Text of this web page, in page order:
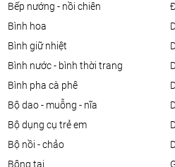
bếp nướng - nồi chiên
bình hoa
bình giữ nhiệt
bình nước - bình thời trang
bình pha cà phê
bộ dao - muỗng - nĩa
bộ dụng cụ trẻ em
bộ nồi - chảo
bông tai